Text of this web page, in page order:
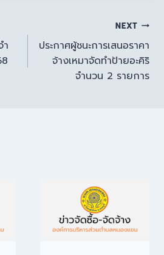
ำ
NEXT
ประกาศผู้ชนะการเสนอราคา
จ้างเหมาจัดทำป้ายอะคิริ
จำนวน 2 รายการ